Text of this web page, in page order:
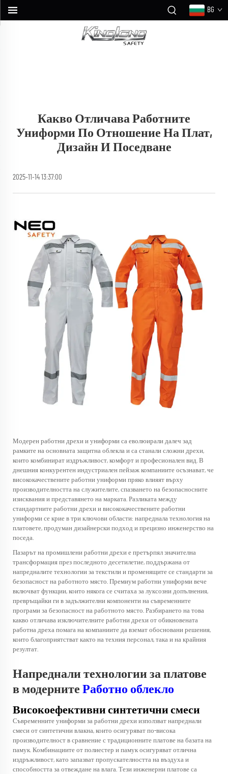
BG
Какво Отличава Работните
Униформи По Отношение На Плат,
Дизайн И Поседване
2025-11-14 13:37:00
Модерен работни дрехи и униформи са еволюирали далеч зад
рамките на основната защитна облекла и са станали сложни дрехи,
които комбинират издръжливост, комфорт и професионален вид. В
днешния конкурентен индустриален пейзаж компаниите осъзнават, че
висококачествените работни униформи пряко влияят върху
производителността на служителите, спазването на безопасносните
изисквания и представянето на марката. Разликата между
стандартните работни дрехи и висококачествените работни
униформи се крие в три ключови области: напреднала технология на
платовете, продуман дизайнерски подход и прецизно инженерство на
поседа.
Пазарът на промишлени работни дрехи е претърпял значителна
трансформация през последното десетилетие, поддържана от
напредналите технологии за текстили и променящите се стандарти за
безопасност на работното място. Премиум работни униформи вече
включват функции, които някога се считаха за луксозни допълнения,
превръщайки ги в задължителни компоненти на съвременните
програми за безопасност на работното място. Разбирането на това
какво отличава изключителните работни дрехи от обикновената
работна дреха помага на компаниите да вземат обосновани решения,
които благоприятстват както на техния персонал, така и на крайния
резултат.
Напреднали технологии за платове
в модерните Работно облекло
Високоефективни синтетични смеси
Съвременните униформи за работни дрехи използват напреднали
смеси от синтетични влакна, които осигуряват по-висока
производителност в сравнение с традиционните платове на базата на
памук. Комбинациите от полиестер и памук осигуряват отлична
издръжливост, като запазват пропускателността на въздуха и
способността за отвеждане на влага. Тези инженерни платове са